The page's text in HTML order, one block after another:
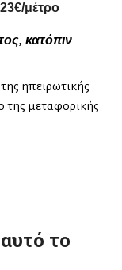
23€/μέτρο
κατόπιν
ηπειρωτικής
της μεταφορικής
το